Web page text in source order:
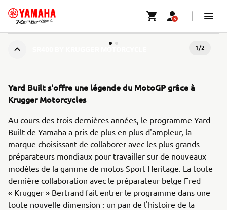
1/2
Yard Built s'offre une légende du MotoGP grâce à
Krugger Motorcycles
Au cours des trois dernières années, le programme Yard
Built de Yamaha a pris de plus en plus d'ampleur, la
marque choisissant de collaborer avec les plus grands
préparateurs mondiaux pour travailler sur de nouveaux
modèles de la gamme de motos Sport Heritage. La toute
dernière collaboration avec le préparateur belge Fred
« Krugger » Bertrand fait entrer le programme dans une
toute nouvelle dimension : un pan de l'histoire de la